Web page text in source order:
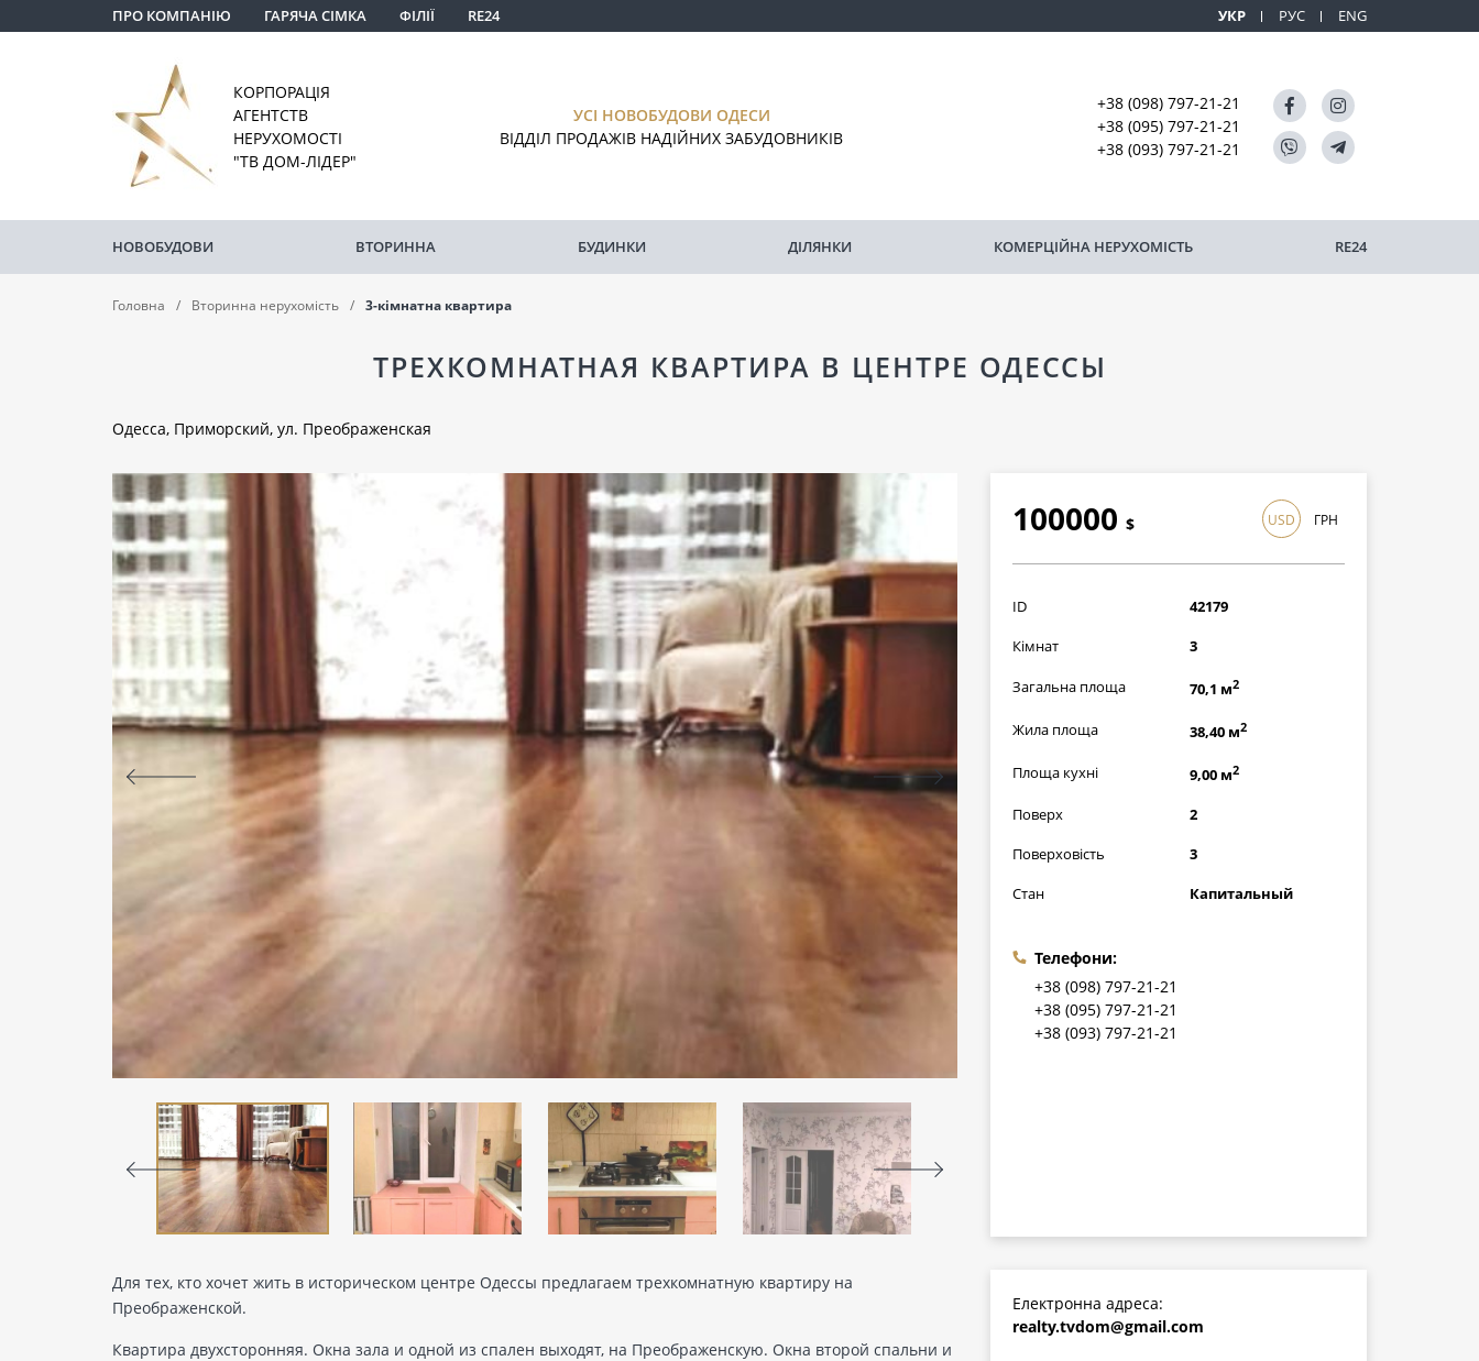
ПРО КОМПАНІЮ ГАРЯЧА СІМКА ФІЛІЇ RE24 УКР РУС ENG
КОРПОРАЦІЯ
АГЕНТСТВ
НЕРУХОМОСТІ
"ТВ ДОМ-ЛІДЕР"
УСІ НОВОБУДОВИ ОДЕСИ
ВІДДІЛ ПРОДАЖІВ НАДІЙНИХ ЗАБУДОВНИКІВ
+38 (098) 797-21-21
+38 (095) 797-21-21
+38 (093) 797-21-21
НОВОБУДОВИ ВТОРИННА БУДИНКИ ДІЛЯНКИ КОМЕРЦІЙНА НЕРУХОМІСТЬ RE24
Головна Вторинна нерухомість 3-кімнатна квартира
ТРЕХКОМНАТНАЯ КВАРТИРА В ЦЕНТРЕ ОДЕССЫ
Одесса, Приморский, ул. Преображенская
100000 $
2900000грн
USD ГРН
ID
42179
Кімнат
3
Загальна площа 70,1 м2
Жила площа 38,40 м2
Площа кухні 9,00 м2
Поверх
2
Поверховість
3
Стан
Капитальный
Телефони:
+38 (098) 797-21-21
+38 (095) 797-21-21
+38 (093) 797-21-21
Для тех, кто хочет жить в историческом центре Одессы предлагаем трехкомнатную квартиру на
Преображенской.
Квартира двухсторонняя. Окна зала и одной из спален выходят, на Преображенскую. Окна второй спальни и
Електронна адреса:
realty.tvdom@gmail.com